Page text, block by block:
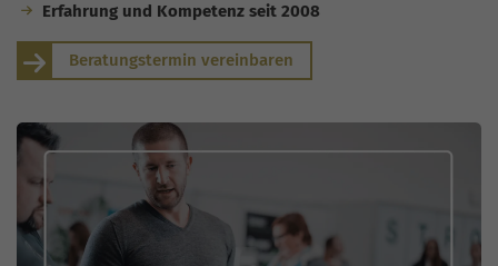
Erfahrung und Kompetenz seit 2008
Beratungstermin vereinbaren